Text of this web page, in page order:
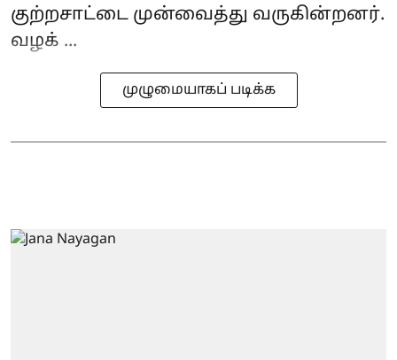
குற்றசாட்டை முன்வைத்து வருகின்றனர்.
வழக் ...
முழுமையாகப் படிக்க